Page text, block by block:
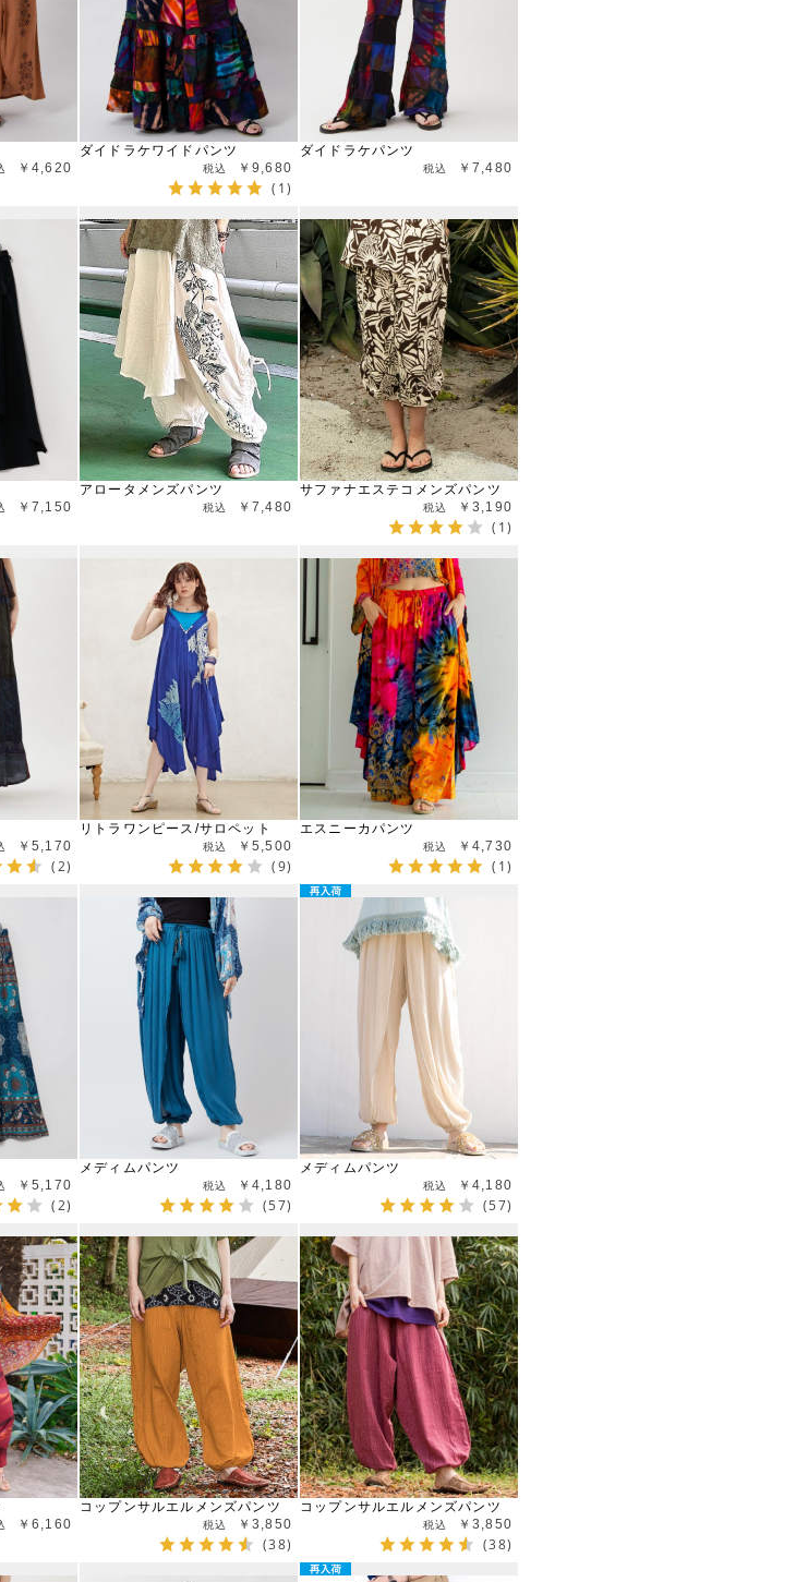
￥4,620
ダイドラケワイドパンツ
￥9,680
(1)
ダイドラケパンツ
￥7,480
￥7,150
アロータメンズパンツ
￥7,480
サファナエステコメンズパンツ
￥3,190
(1)
￥5,170
(2)
リトラワンピース/サロペット
￥5,500
(9)
エスニーカパンツ
￥4,730
(1)
￥5,170
(2)
メディムパンツ
￥4,180
(57)
メディムパンツ
￥4,180
(57)
￥6,160
コップンサルエルメンズパンツ
￥3,850
(38)
コップンサルエルメンズパンツ
￥3,850
(38)